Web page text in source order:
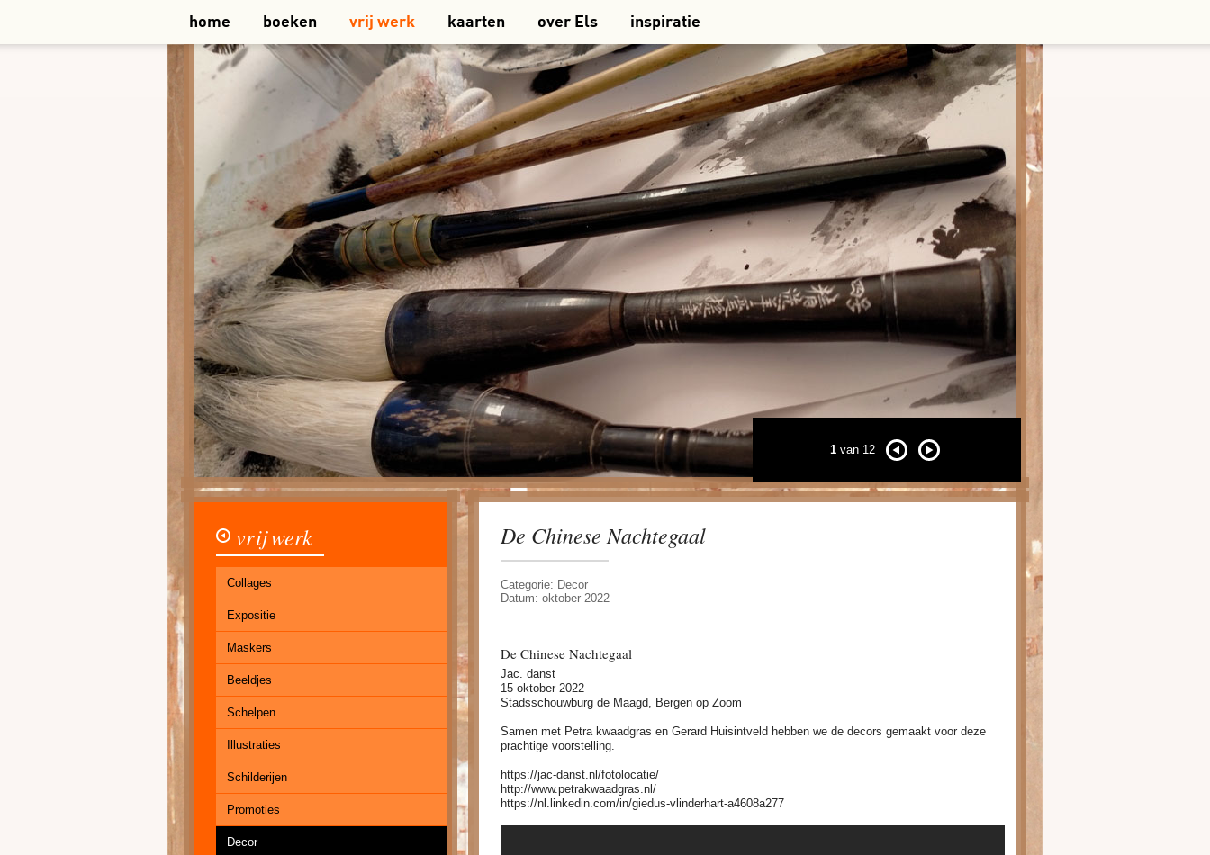
home boeken vrij werk kaarten over Els inspiratie
1 van 12
vrij werk
Collages
Expositie
Maskers
Beeldjes
Schelpen
Illustraties
Schilderijen
Promoties
Decor
De Chinese Nachtegaal
Categorie: Decor
Datum: oktober 2022
De Chinese Nachtegaal
Jac. danst
15 oktober 2022
Stadsschouwburg de Maagd, Bergen op Zoom
Samen met Petra kwaadgras en Gerard Huisintveld hebben we de decors gemaakt voor deze
prachtige voorstelling.
https://jac-danst.nl/fotolocatie/
http://www.petrakwaadgras.nl/
https://nl.linkedin.com/in/giedus-vlinderhart-a4608a277